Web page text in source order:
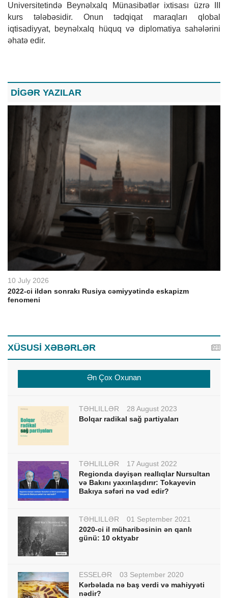
Universitetində Beynəlxalq Münasibətlər ixtisası üzrə III
kurs tələbəsidir. Onun tədqiqat maraqları qlobal
iqtisadiyyat, beynəlxalq hüquq və diplomatiya sahələrini
əhatə edir.
DİGƏR YAZILAR
10 July 2026
2022-ci ildən sonrakı Rusiya cəmiyyətində eskapizm
fenomeni
XÜSUSİ XƏBƏRLƏR
Ən Çox Oxunan
TƏHLİLLƏR
28 August 2023
Bolqar radikal sağ partiyaları
TƏHLİLLƏR
17 August 2022
Regionda dəyişən reallıqlar Nursultan
və Bakını yaxınlaşdırır: Tokayevin
Bakıya səfəri nə vəd edir?
TƏHLİLLƏR
01 September 2021
2020-ci il müharibəsinin ən qanlı
günü: 10 oktyabr
ESSELƏR
03 September 2020
Kərbəlada nə baş verdi və mahiyyəti
nədir?